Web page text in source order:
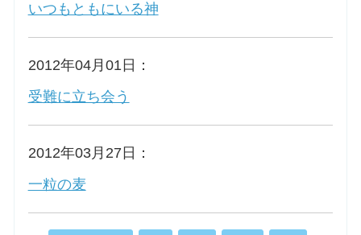
いつもともにいる神
2012年04月01日：
受難に立ち会う
2012年03月27日：
一粒の麦